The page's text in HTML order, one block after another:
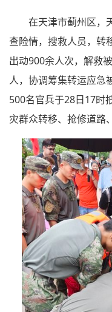
在天津市蓟州区，
查险情，搜救人员，转
出动900余人次，解救
人，协调筹集转运应急
500名官兵于28日17时
灾群众转移、抢修道路